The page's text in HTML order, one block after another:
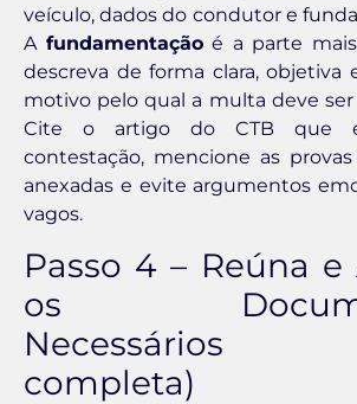
veículo, dados do condutor e
A fundamentaçãoé a parte mais
descreva de forma clara, objetiva
motivo pelo qual a multa deve ser
Cite o artigo do CTB que
contestação, mencione as
anexadas e evite argumentos
vagos.
Passo 4 – Reúna e
os
Necessários
completa)